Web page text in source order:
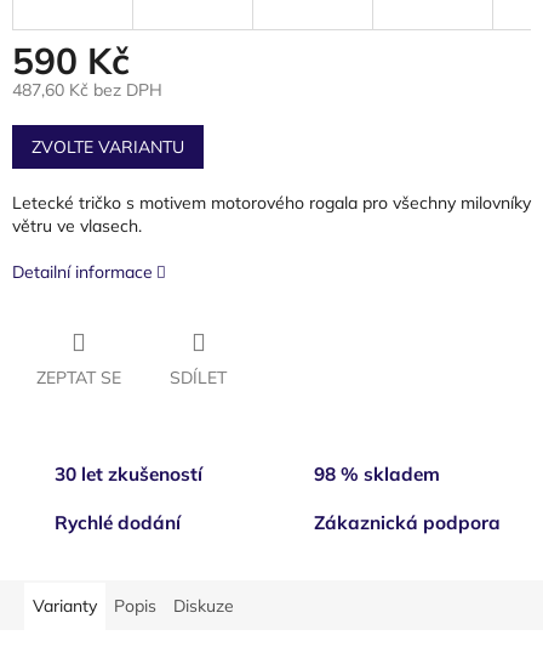
590 Kč
487,60 Kč bez DPH
Měrná
cena:
ZVOLTE VARIANTU
Letecké tričko s motivem motorového rogala pro všechny milovníky
větru ve vlasech.
Detailní informace
ZEPTAT SE SDÍLET
30 let zkušeností 98 % skladem
Rychlé dodání Zákaznická podpora
Varianty Popis Diskuze